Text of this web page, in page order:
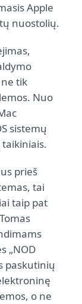
Apple
nuostolių.
tik
Nuo
sistemų
prieš
tai
taip pat
„NOD
paskutinių
o ne